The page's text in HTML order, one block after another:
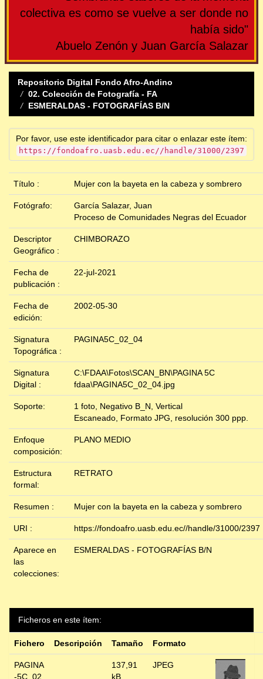
colectiva es como se vuelve a ser donde no
había sido"
Abuelo Zenón y Juan García Salazar
Repositorio Digital Fondo Afro-Andino
02. Colección de Fotografía - FA
ESMERALDAS - FOTOGRAFÍAS B/N
Por favor, use este identificador para citar o enlazar este ítem:
https://fondoafro.uasb.edu.ec//handle/31000/2397
Título : Mujer con la bayeta en la cabeza y sombrero
Fotógrafo:
García Salazar, Juan
Proceso de Comunidades Negras del Ecuador
Descriptor
Geográfico :
CHIMBORAZO
Fecha de
publicación :
22-jul-2021
Fecha de
edición:
2002-05-30
Signatura
Topográfica :
PAGINA5C_02_04
Signatura
Digital :
C:\FDAA\Fotos\SCAN_BN\PAGINA 5C
fdaa\PAGINA5C_02_04.jpg
Soporte:
1 foto, Negativo B_N, Vertical
Escaneado, Formato JPG, resolución 300 ppp.
Enfoque
composición:
PLANO MEDIO
Estructura
formal:
RETRATO
Resumen : Mujer con la bayeta en la cabeza y sombrero
URI : https://fondoafro.uasb.edu.ec//handle/31000/2397
Aparece en
las
colecciones:
ESMERALDAS - FOTOGRAFÍAS B/N
Ficheros en este ítem:
Fichero Descripción Tamaño Formato
PAGINA
-5C_02
137,91
kB
JPEG